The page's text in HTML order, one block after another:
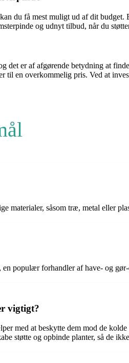
du få mest muligt ud af dit
og udnyt tilbud, når du
det er af afgørende betydning at
en overkommelig pris. Ved at
materialer, såsom træ, metal eller
populær forhandler af have- og
vigtigt?
med at beskytte dem mod de
støtte og opbinde planter, så de